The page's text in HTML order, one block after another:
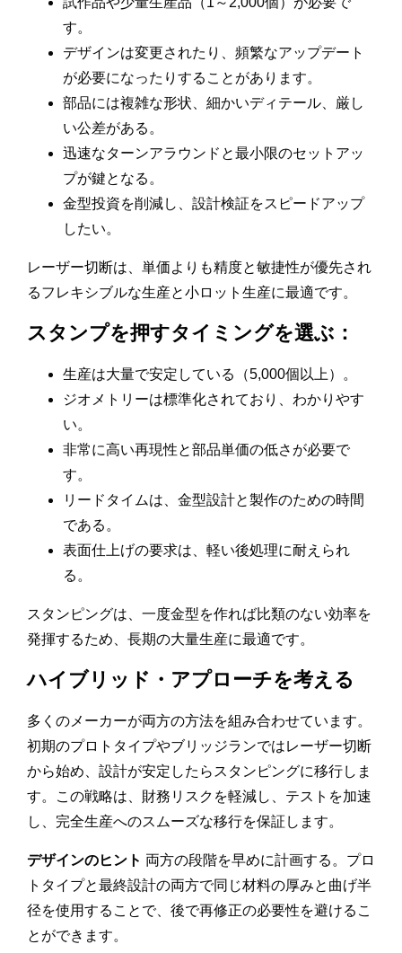
す。
デザインは変更されたり、頻繁なアップデート
が必要になったりすることがあります。
部品には複雑な形状、細かいディテール、厳し
い公差がある。
迅速なターンアラウンドと最小限のセットアッ
プが鍵となる。
金型投資を削減し、設計検証をスピードアップ
したい。
レーザー切断は、単価よりも精度と敏捷性が優先され
るフレキシブルな生産と小ロット生産に最適です。
スタンプを押すタイミングを選ぶ：
生産は大量で安定している（5,000個以上）。
ジオメトリーは標準化されており、わかりやす
い。
非常に高い再現性と部品単価の低さが必要で
す。
リードタイムは、金型設計と製作のための時間
である。
表面仕上げの要求は、軽い後処理に耐えられ
る。
スタンピングは、一度金型を作れば比類のない効率を
発揮するため、長期の大量生産に最適です。
ハイブリッド・アプローチを考える
多くのメーカーが両方の方法を組み合わせています。
初期のプロトタイプやブリッジランではレーザー切断
から始め、設計が安定したらスタンピングに移行しま
す。この戦略は、財務リスクを軽減し、テストを加速
し、完全生産へのスムーズな移行を保証します。
デザインのヒント 両方の段階を早めに計画する。プロ
トタイプと最終設計の両方で同じ材料の厚みと曲げ半
径を使用することで、後で再修正の必要性を避けるこ
とができます。